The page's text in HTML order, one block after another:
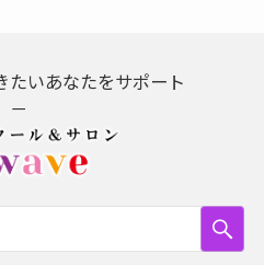
たいあなたをサポート
－